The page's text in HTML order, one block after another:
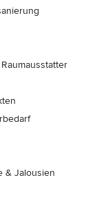
& Jalousien